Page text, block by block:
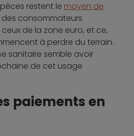
restent le moyen de
consommateurs
de la zone euro, et ce,
à perdre du terrain.
sanitaire semble avoir
de cet usage
paiements en